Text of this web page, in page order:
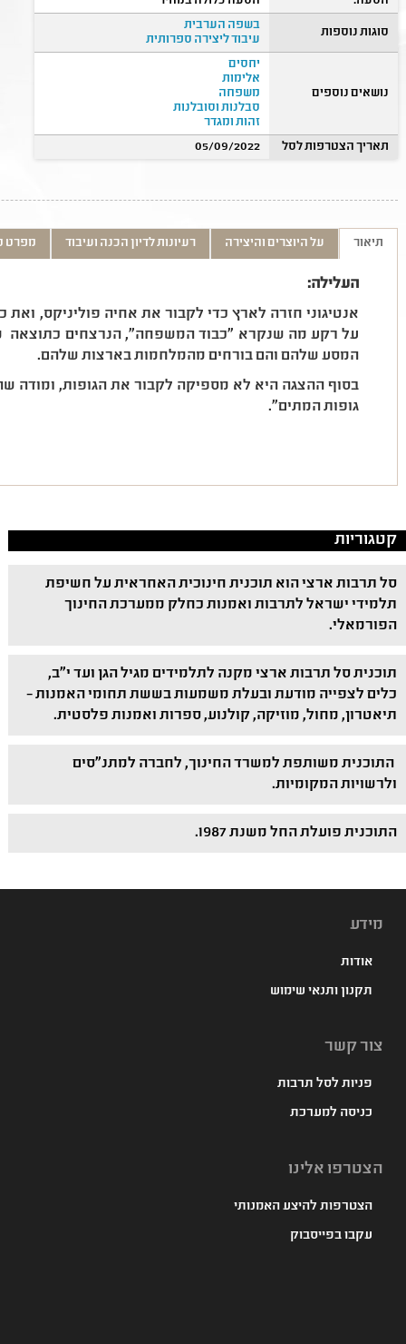
סוגות נוספות
בשפה הערבית
עיבוד ליצירה ספרותית
נושאים נוספים
יחסים
אלימות
משפחה
סבלנות וסובלנות
זהות ומגדר
תאריך הצטרפות לסל
05/09/2022
תיאור על היוצרים והיצירה רעיונות לדיון הכנה ועיבוד מפרט
העלילה:
אנטיגוני חזרה לארץ כדי לקבור את אחיה פוליניקס,
על רקע מה שנקרא "כבוד המשפחה", הנרצחים כתוצאה
המסע שלהם והם בורחים מהמלחמות בארצות שלהם.
בסוף ההצגה היא לא מספיקה לקבור את הגופות, ומודה
גופות המתים".
קטגוריות
סל תרבות ארצי הוא תוכנית חינוכית האחראית על חשיפת
תלמידי ישראל לתרבות ואמנות כחלק ממערכת החינוך
הפורמאלי.
תוכנית סל תרבות ארצי מקנה לתלמידים מגיל הגן ועד י"ב,
כלים לצפייה מודעת ובעלת משמעות בששת תחומי האמנות –
תיאטרון, מחול, מוזיקה, קולנוע, ספרות ואמנות פלסטית.
התוכנית משותפת למשרד החינוך, לחברה למתנ"סים
ולרשויות המקומיות.
התוכנית פועלת החל משנת 1987.
מידע
אודות
תקנון ותנאי שימוש
צור קשר
פניות לסל תרבות
כניסה למערכת
הצטרפו אלינו
הצטרפות להיצע האמנותי
עקבו בפייסבוק